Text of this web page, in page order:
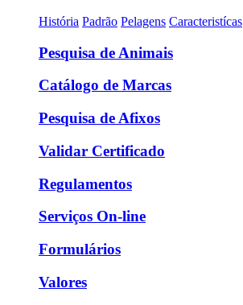
História Padrão Pelagens Caracteristícas
Pesquisa de Animais
Catálogo de Marcas
Pesquisa de Afixos
Validar Certificado
Regulamentos
Serviços On-line
Formulários
Valores